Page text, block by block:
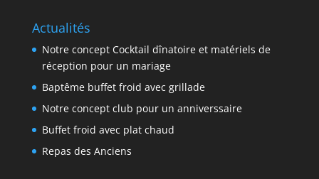
Actualités
Notre concept Cocktail dînatoire et matériels de
réception pour un mariage
Baptême buffet froid avec grillade
Notre concept club pour un anniverssaire
Buffet froid avec plat chaud
Repas des Anciens